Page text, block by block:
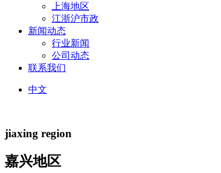
上海地区
江浙沪市政
新闻动态
行业新闻
公司动态
联系我们
中文
jiaxing region
嘉兴地区